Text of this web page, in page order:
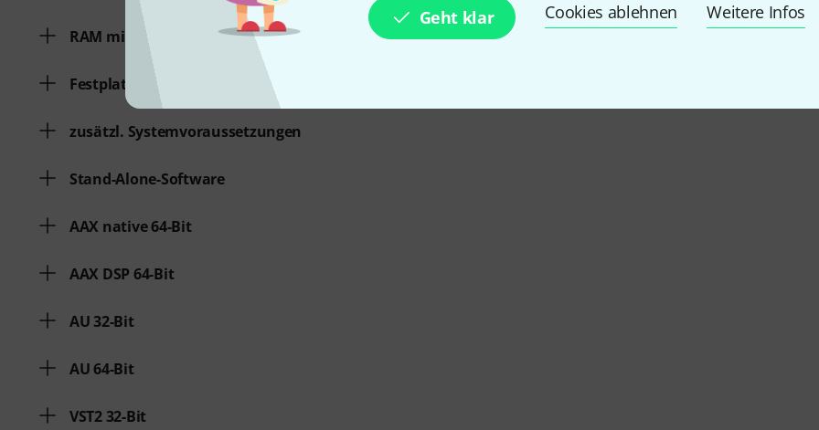
Geht klar Cookies ablehnen Weitere Infos
RAM min.
Festplattenspeicher min.
zusätzl. Systemvoraussetzungen
Stand-Alone-Software
AAX native 64-Bit
AAX DSP 64-Bit
AU 32-Bit
AU 64-Bit
VST2 32-Bit